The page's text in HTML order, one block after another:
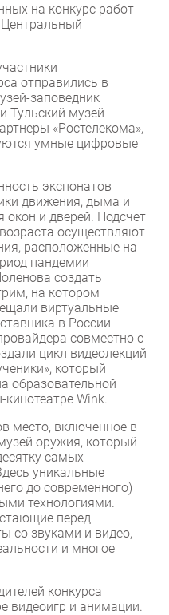
на конкурс работ
отправились в
заповедник
Тульский музей
«Ростелекома»,
умные цифровые
экспонатов
движения, дыма и
окон и дверей. Подсчет
осуществляют
расположенные на
пандемии
создать
на котором
виртуальные
в России
совместно с
цикл видеолекций
который
образовательной
Wink.
место, включенное в
оружия, который
самых
уникальные
до современного)
технологиями.
перед
со звуками и видео,
и многое
конкурса
видеоигр и анимации.